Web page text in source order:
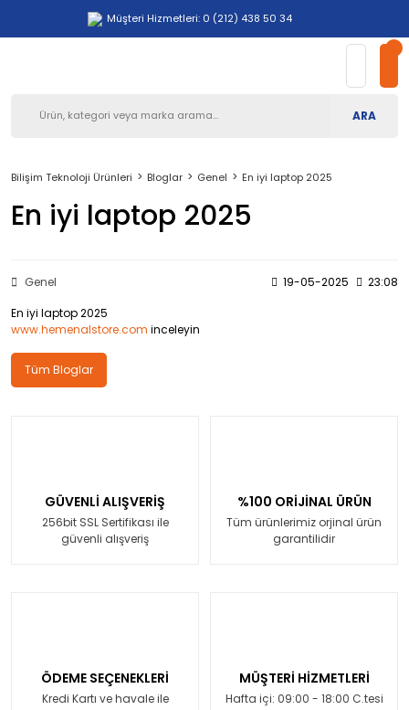
Müşteri Hizmetleri: 0 (212) 438 50 34
ARA
Bilişim Teknoloji Ürünleri Bloglar Genel En iyi laptop 2025
En iyi laptop 2025
Genel 19-05-2025
23:08
En iyi laptop 2025
www.hemenalstore.com inceleyin
Tüm Bloglar
GÜVENLİ ALIŞVERİŞ
256bit SSL Sertifikası ile
güvenli alışveriş
%100 ORİJİNAL ÜRÜN
Tüm ürünlerimiz orjinal ürün
garantilidir
ÖDEME SEÇENEKLERİ
Kredi Kartı ve havale ile
MÜŞTERİ HİZMETLERİ
Hafta içi: 09:00 - 18:00 C.tesi